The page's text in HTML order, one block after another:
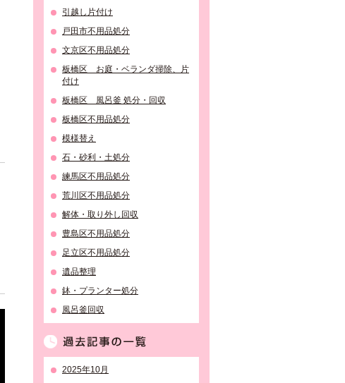
引越し片付け
戸田市不用品処分
文京区不用品処分
板橋区 お庭・ベランダ掃除、片
付け
板橋区 風呂釜 処分・回収
板橋区不用品処分
模様替え
石・砂利・土処分
練馬区不用品処分
荒川区不用品処分
解体・取り外し回収
豊島区不用品処分
足立区不用品処分
遺品整理
鉢・プランター処分
風呂釜回収
2025年10月